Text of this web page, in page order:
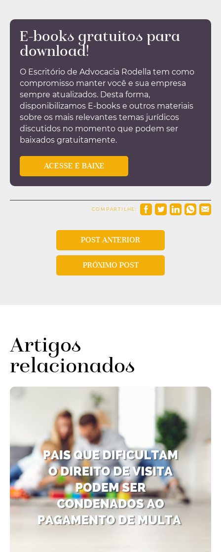
E-books gratuitos para
download!
O Escritório de Advocacia Rodella tem como
compromisso manter você e sua empresa
sempre atualizados. Desta forma,
disponibilizamos E-books e outros materiais
sobre os mais relevantes temas jurídicos
discutidos no momento que podem ser
baixados gratuitamente.
ACESSE E BAIXE
COMPARTILHE:
POST ANTERIOR
PRÓXIMO POST
Artigos
relacionados